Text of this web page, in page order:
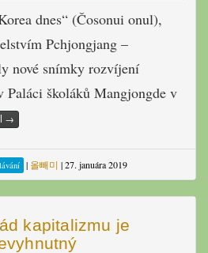
dnes“ (Čosonui onul),
Pchjongjang –
nové snímky rozvíjení
Paláci školáků Mangjongde v
→
| 올빼미 |27. januára 2019
kapitalizmu je